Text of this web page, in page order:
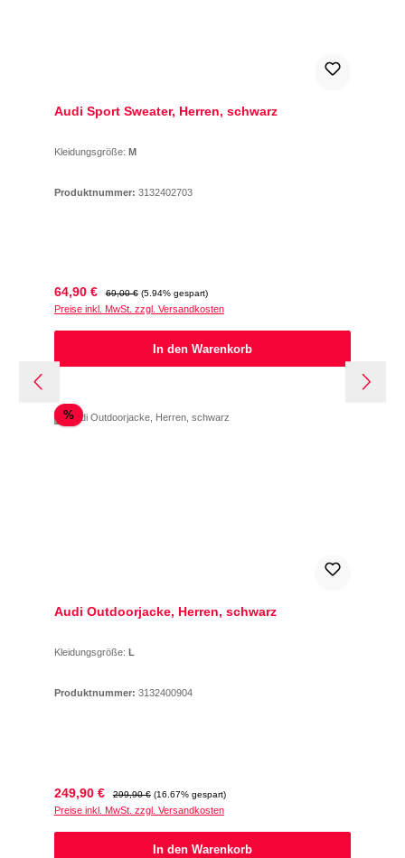
Audi Sport Sweater, Herren, schwarz
Kleidungsgröße: M
Produktnummer: 3132402703
Verkaufspreis:
64,90 € Regulärer Preis:
69,00 € (5.94% gespart)
Preise inkl. MwSt. zzgl. Versandkosten
In den Warenkorb
%Rabatt
Audi Outdoorjacke, Herren, schwarz
Kleidungsgröße: L
Produktnummer: 3132400904
Verkaufspreis:
249,90 € Regulärer Preis:
299,90 € (16.67% gespart)
Preise inkl. MwSt. zzgl. Versandkosten
In den Warenkorb